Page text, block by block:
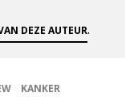
DEZE AUTEUR.
KANKER